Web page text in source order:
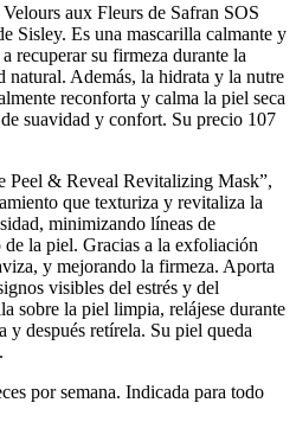
aux Fleurs de Safran SOS
Sisley. Es una mascarilla calmante y
recuperar su firmeza durante la
natural. Además, la hidrata y la nutre
reconforta y calma la piel seca
suavidad y confort. Su precio 107
Peel & Reveal Revitalizing Mask”,
que texturiza y revitaliza la
minimizando líneas de
la piel. Gracias a la exfoliación
y mejorando la firmeza. Aporta
visibles del estrés y del
sobre la piel limpia, relájese durante
y después retírela. Su piel queda
por semana. Indicada para todo